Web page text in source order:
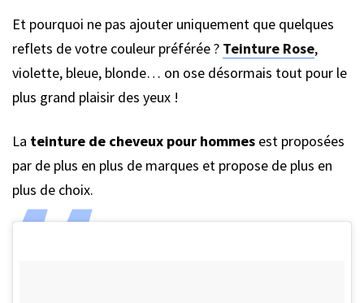
Et pourquoi ne pas ajouter uniquement que quelques
reflets de votre couleur préférée ? Teinture Rose,
violette, bleue, blonde… on ose désormais tout pour le
plus grand plaisir des yeux !
La teinture de cheveux pour hommes est proposées
par de plus en plus de marques et propose de plus en
plus de choix.